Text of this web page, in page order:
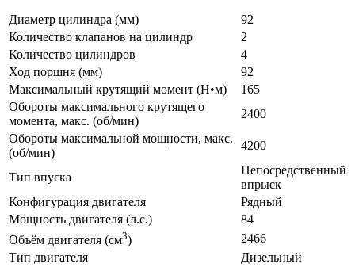
Диаметр цилиндра (мм)
92
Количество клапанов на цилиндр
2
Количество цилиндров
4
Ход поршня (мм)
92
Максимальный крутящий момент (Н•м)
165
Обороты максимального крутящего
момента, макс. (об/мин)
2400
Обороты максимальной мощности, макс.
(об/мин)
4200
Тип впуска
Непосредственный
впрыск
Конфигурация двигателя
Рядный
Мощность двигателя (л.с.)
84
Объём двигателя (см3)
2466
Тип двигателя
Дизельный